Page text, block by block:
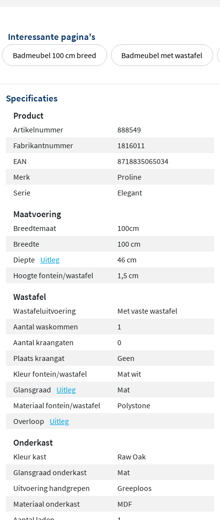
Interessante pagina's
Badmeubel 100 cm breed Badmeubel met wastafel
Specificaties
Product
Artikelnummer
888549
Fabrikantnummer
1816011
EAN
8718835065034
Merk
Proline
Serie
Elegant
Maatvoering
Breedtemaat
100cm
Breedte
100 cm
Diepte Uitleg
46 cm
Hoogte fontein/wastafel
1,5 cm
Wastafel
Wastafeluitvoering
Met vaste wastafel
Aantal waskommen
1
Aantal kraangaten
0
Plaats kraangat
Geen
Kleur fontein/wastafel
Mat wit
Glansgraad
Uitleg
Mat
Materiaal fontein/wastafel
Polystone
Overloop
Uitleg
Onderkast
Kleur kast
Raw Oak
Glansgraad onderkast
Mat
Uitvoering handgrepen
Greeploos
Materiaal onderkast
MDF